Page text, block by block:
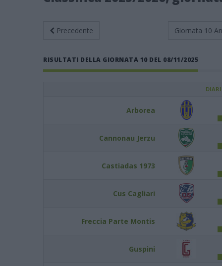
Precedente Giornata 10
RISULTATI DELLA GIORNATA 10 DEL 08/11/2025
Arborea
Cannonau Jerzu
Castiadas 1973
Cus Cagliari
Freccia Parte Montis
Guspini